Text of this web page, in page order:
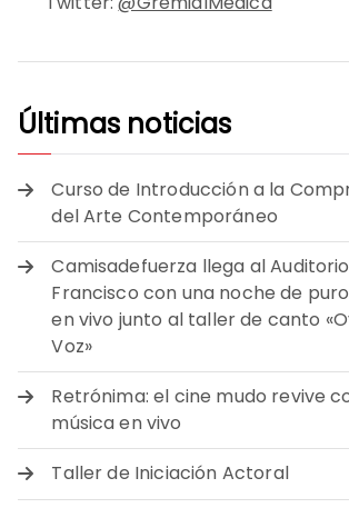
Últimas noticias
Curso de Introducción a la
del Arte Contemporáneo
Camisadefuerza llega al
Francisco con una noche de
en vivo junto al taller de canto
Voz»
Retrónima: el cine mudo revive
música en vivo
Taller de Iniciación Actoral